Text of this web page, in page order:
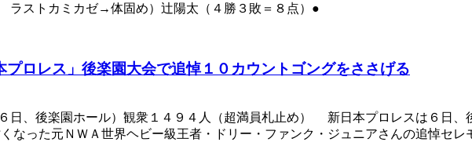
ストカミカゼ→体固め）辻陽太（４勝３敗＝８点）●
ロレス」後楽園大会で追悼１０カウントゴングをささげる
、後楽園ホール）観衆１４９４人（超満員札止め） 新日本プロレスは６日
なった元ＮＷＡ世界ヘビー級王者・ドリー・ファンク・ジュニアさんの追悼セ